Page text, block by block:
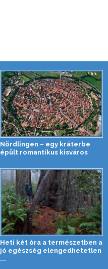
Nördlingen – egy kráterbe
épült romantikus kisváros
Heti két óra a természetben a
jó egészség elengedhetetlen
...